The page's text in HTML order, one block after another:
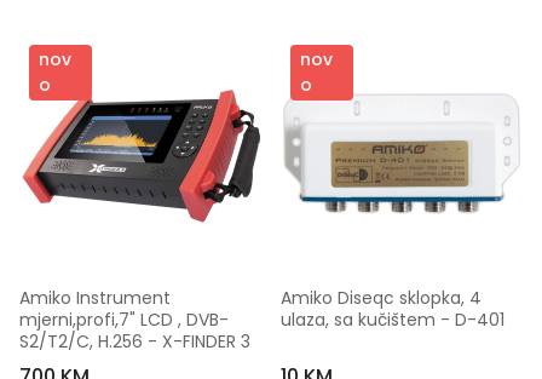
nov
o
Amiko Instrument
mjerni,profi,7" LCD , DVB-
S2/T2/C, H.256 - X-FINDER 3
nov
o
Amiko Diseqc sklopka, 4
ulaza, sa kučištem - D-401